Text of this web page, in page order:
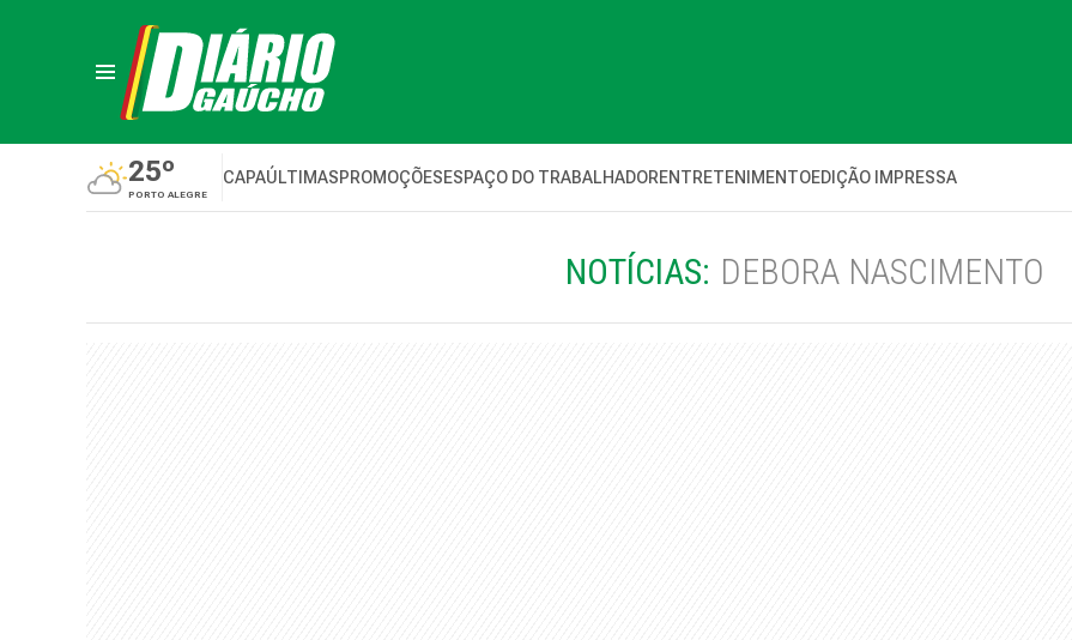
25º
PORTO ALEGRE
CAPAÚLTIMASPROMOÇÕESESPAÇO DO TRABALHADORENTRETENIMENTOEDIÇÃO IMPRESSA
NOTÍCIAS: DEBORA NASCIMENTO